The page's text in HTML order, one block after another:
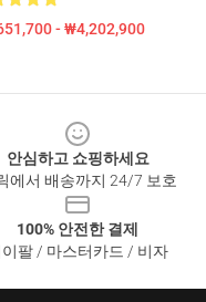
- ₩4,202,900
안심하고 쇼핑하세요
에서 배송까지 24/7 보호
100% 안전한 결제
팔 / 마스터카드 / 비자